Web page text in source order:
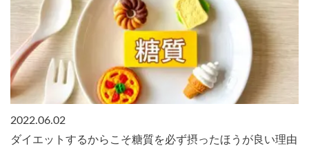
2022.06.02
ダイエットするからこそ糖質を必ず摂ったほうが良い理由